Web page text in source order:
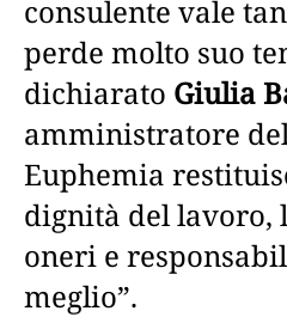
consulente vale
perde molto suo
dichiarato Giulia
amministratore
Euphemia
dignità del lavoro,
oneri e
meglio”.